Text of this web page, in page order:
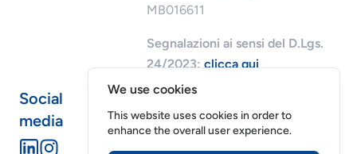
MB016611
Segnalazioni ai sensi del D.Lgs.
24/2023:clicca qui
Social
media
We use cookies
This website uses cookies in order to
enhance the overall user experience.